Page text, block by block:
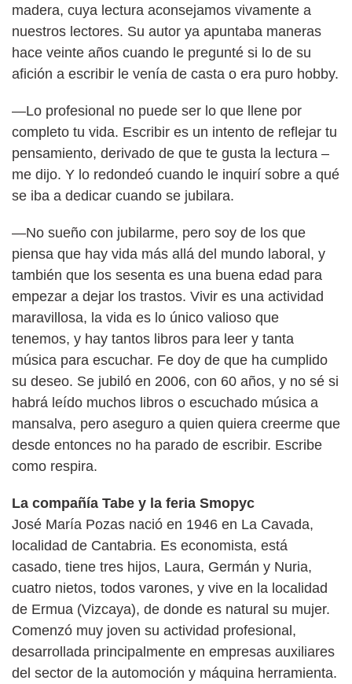
madera, cuya lectura aconsejamos vivamente a
nuestros lectores. Su autor ya apuntaba maneras
hace veinte años cuando le pregunté si lo de su
afición a escribir le venía de casta o era puro hobby.
—Lo profesional no puede ser lo que llene por
completo tu vida. Escribir es un intento de reflejar tu
pensamiento, derivado de que te gusta la lectura –
me dijo. Y lo redondeó cuando le inquirí sobre a qué
se iba a dedicar cuando se jubilara.
—No sueño con jubilarme, pero soy de los que
piensa que hay vida más allá del mundo laboral, y
también que los sesenta es una buena edad para
empezar a dejar los trastos. Vivir es una actividad
maravillosa, la vida es lo único valioso que
tenemos, y hay tantos libros para leer y tanta
música para escuchar. Fe doy de que ha cumplido
su deseo. Se jubiló en 2006, con 60 años, y no sé si
habrá leído muchos libros o escuchado música a
mansalva, pero aseguro a quien quiera creerme que
desde entonces no ha parado de escribir. Escribe
como respira.
La compañía Tabe y la feria Smopyc
José María Pozas nació en 1946 en La Cavada,
localidad de Cantabria. Es economista, está
casado, tiene tres hijos, Laura, Germán y Nuria,
cuatro nietos, todos varones, y vive en la localidad
de Ermua (Vizcaya), de donde es natural su mujer.
Comenzó muy joven su actividad profesional,
desarrollada principalmente en empresas auxiliares
del sector de la automoción y máquina herramienta.